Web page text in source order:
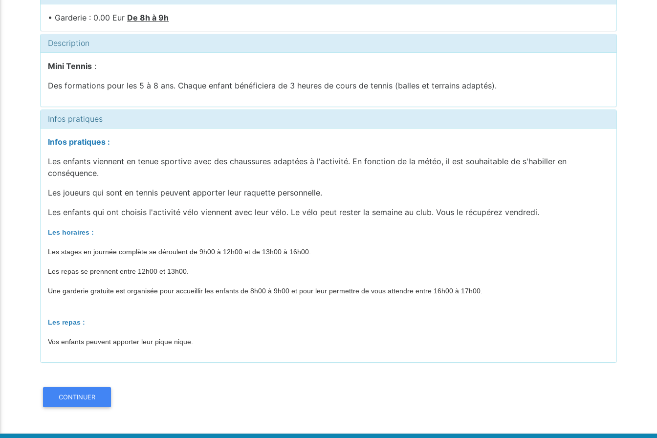
• Garderie : 0.00 Eur De 8h à 9h
Description
Mini Tennis :
Des formations pour les 5 à 8 ans. Chaque enfant bénéficiera de 3 heures de cours de tennis (balles et terrains adaptés).
Infos pratiques
Infos pratiques :
Les enfants viennent en tenue sportive avec des chaussures adaptées à l'activité. En fonction de la météo, il est souhaitable de s'habiller en
conséquence.
Les joueurs qui sont en tennis peuvent apporter leur raquette personnelle.
Les enfants qui ont choisis l'activité vélo viennent avec leur vélo. Le vélo peut rester la semaine au club. Vous le récupérez vendredi.
Les horaires :
Les stages en journée complète se déroulent de 9h00 à 12h00 et de 13h00 à 16h00.
Les repas se prennent entre 12h00 et 13h00.
Une garderie gratuite est organisée pour accueillir les enfants de 8h00 à 9h00 et pour leur permettre de vous attendre entre 16h00 à 17h00.
Les repas :
Vos enfants peuvent apporter leur pique nique.
CONTINUER